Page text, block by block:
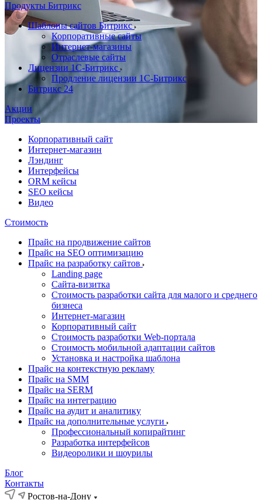
Продукты Битрикс
Шаблоны сайтов Битрикс
Корпоративные сайты
Интернет-магазины
Отраслевые сайты
Лицензии 1С-Битрикс
Продление лицензии 1С-Битрикс
Битрикс 24
Акции
Проекты
Корпоративный сайт
Интернет-магазин
Лэндинг
Интерфейсы
ORM кейсы
SEO кейсы
Видео
Стоимость
Прайс на продвижение сайтов
Прайс на SEO оптимизацию
Прайс на разработку сайтов
Landing page
Cайта-визитка
Стоимость разработки сайта для малого и среднего
бизнеса
Интернет-магазин
Корпоративный сайт
Стоимость разработки Web-портала
Стоимость мобильной адаптации сайтов
Установка и настройка шаблона
Прайс на контекстную рекламу
Прайс на SMM
Прайс на SERM
Прайс на интеграцию
Прайс на аудит и аналитику
Прайс на дополнительные услуги
Профессиональный копирайтинг
Разработка интерфейсов
Видеоролики и шоурилы
Блог
Контакты
Ростов-на-Дону